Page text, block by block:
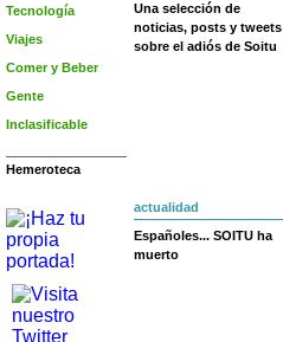
Tecnología
Viajes
Comer y Beber
Gente
Inclasificable
Hemeroteca
Una selección de
noticias, posts y tweets
sobre el adiós de Soitu
actualidad
Españoles... SOITU ha
muerto